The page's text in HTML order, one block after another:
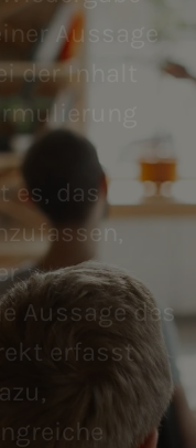
Aussage
der Inhalt
es, das
Aussage des
erfasst